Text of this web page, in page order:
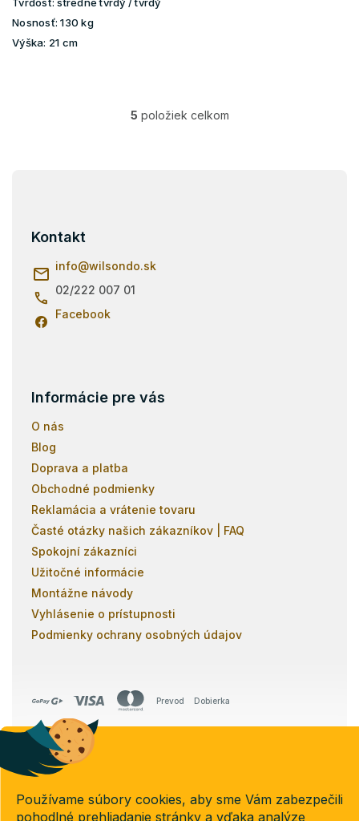
Používame súbory cookies, aby sme Vám zabezpečili
pohodlné prehliadanie stránky a vďaka analýze
Nosnosť: 130 kg
Výška: 21 cm
O
5 položiek celkom
Kontakt
info@wilsondo.sk
02/222 007 01
Facebook
Informácie pre vás
O nás
Blog
Doprava a platba
Obchodné podmienky
Reklamácia a vrátenie tovaru
Časté otázky našich zákazníkov | FAQ
Spokojní zákazníci
Užitočné informácie
Montážne návody
Vyhlásenie o prístupnosti
Podmienky ochrany osobných údajov
Prevod Dobierka
Copyright 2026
Poschodovky.sk
. Všetky práva vyhradené.
Upraviť nastavenie cookies